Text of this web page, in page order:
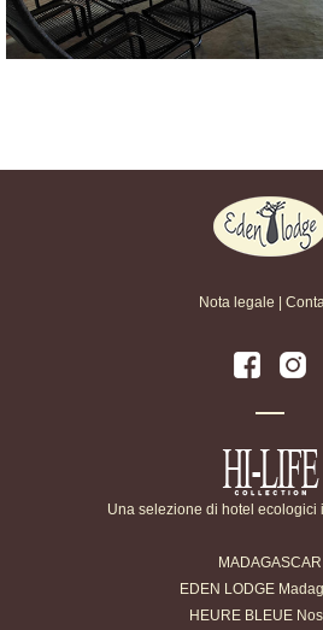
Nota legale
Una selezione di hotel ecologici
MADAGASCAR
EDEN LODGE
HEURE BLEUE